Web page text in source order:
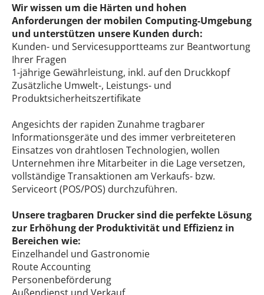
Wir wissen um die Härten und hohen
Anforderungen der mobilen Computing-Umgebung
und unterstützen unsere Kunden durch:
Kunden- und Servicesupportteams zur Beantwortung
Ihrer Fragen
1-jährige Gewährleistung, inkl. auf den Druckkopf
Zusätzliche Umwelt-, Leistungs- und
Produktsicherheitszertifikate
Angesichts der rapiden Zunahme tragbarer
Informationsgeräte und des immer verbreiteteren
Einsatzes von drahtlosen Technologien, wollen
Unternehmen ihre Mitarbeiter in die Lage versetzen,
vollständige Transaktionen am Verkaufs- bzw.
Serviceort (POS/POS) durchzuführen.
Unsere tragbaren Drucker sind die perfekte Lösung
zur Erhöhung der Produktivität und Effizienz in
Bereichen wie:
Einzelhandel und Gastronomie
Route Accounting
Personenbeförderung